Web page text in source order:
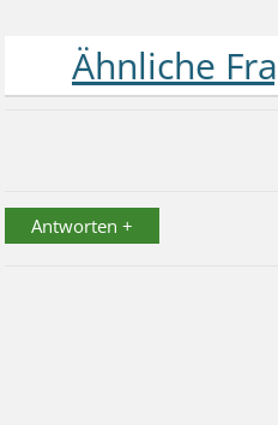
Antworten +